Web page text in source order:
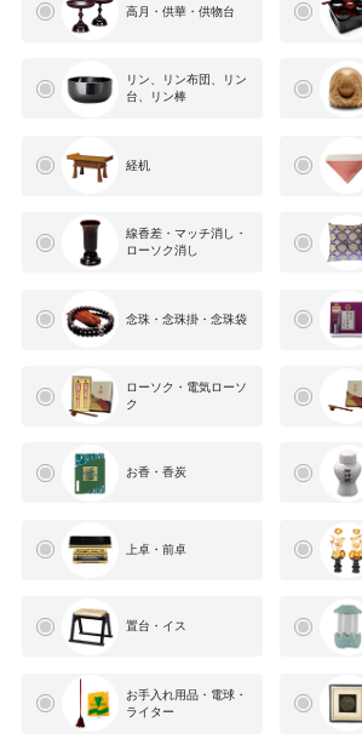
高月・供華・供物台
リン、リン布団、リン
台、リン棒
経机
線香差・マッチ消し・
ローソク消し
念珠・念珠掛・念珠袋
ローソク・電気ローソ
ク
お香・香炭
上卓・前卓
置台・イス
お手入れ用品・電球・
ライター